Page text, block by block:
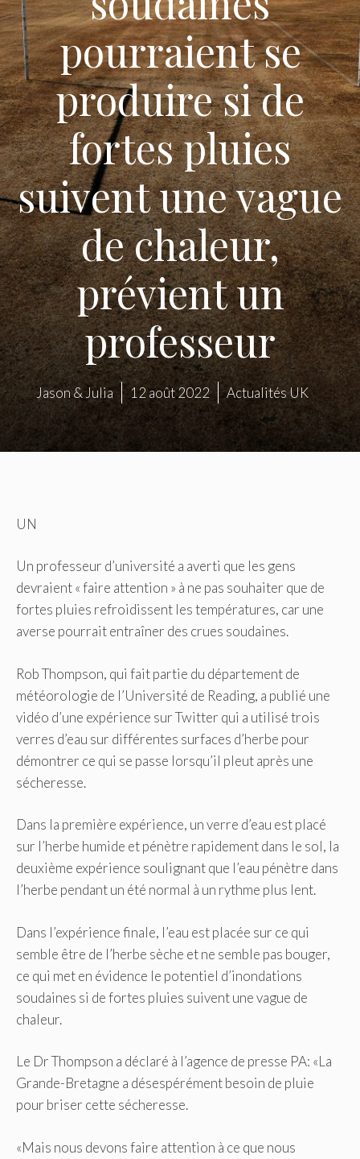
pourraient se
produire si de
fortes pluies
suivent une vague
de chaleur,
prévient un
professeur
Jason & Julia 12 août 2022 Actualités UK
UN
Un professeur d’université a averti que les gens
devraient « faire attention » à ne pas souhaiter que de
fortes pluies refroidissent les températures, car une
averse pourrait entraîner des crues soudaines.
Rob Thompson, qui fait partie du département de
météorologie de l’Université de Reading, a publié une
vidéo d’une expérience sur Twitter qui a utilisé trois
verres d’eau sur différentes surfaces d’herbe pour
démontrer ce qui se passe lorsqu’il pleut après une
sécheresse.
Dans la première expérience, un verre d’eau est placé
sur l’herbe humide et pénètre rapidement dans le sol, la
deuxième expérience soulignant que l’eau pénètre dans
l’herbe pendant un été normal à un rythme plus lent.
Dans l’expérience finale, l’eau est placée sur ce qui
semble être de l’herbe sèche et ne semble pas bouger,
ce qui met en évidence le potentiel d’inondations
soudaines si de fortes pluies suivent une vague de
chaleur.
Le Dr Thompson a déclaré à l’agence de presse PA: «La
Grande-Bretagne a désespérément besoin de pluie
pour briser cette sécheresse.
«Mais nous devons faire attention à ce que nous